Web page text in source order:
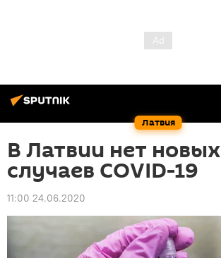
Латвия
В Латвии нет новых
случаев COVID-19
11:00 24.06.2020